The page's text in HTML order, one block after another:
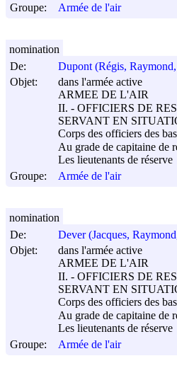
Groupe:
Armée de l'air
De:
Dupont (Régis,
Objet:
dans l'armée active
ARMEE DE L'AIR
II. - OFFICIERS DE
SERVANT EN
Corps des officiers des
Au grade de capitaine de
Les lieutenants de réserve
Groupe:
Armée de l'air
nomination
De:
Dever (Jacques,
Objet:
dans l'armée active
ARMEE DE L'AIR
II. - OFFICIERS DE
SERVANT EN
Corps des officiers des
Au grade de capitaine de
Les lieutenants de réserve
Groupe:
Armée de l'air
nomination